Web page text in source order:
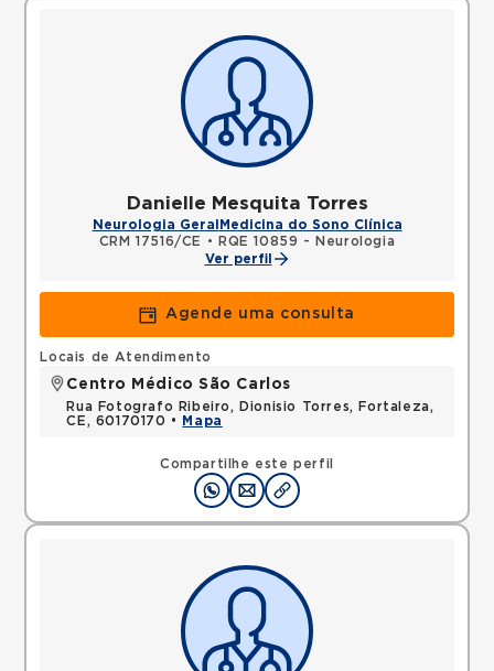
Danielle Mesquita Torres
Neurologia Geral Medicina do Sono Clínica
CRM 17516/CE
•
RQE 10859 - Neurologia
Ver perfil
Agende uma consulta
Compartilhe este perfil
Locais de Atendimento
Centro Médico São Carlos
Rua Fotografo Ribeiro, Dionisio Torres, Fortaleza,
CE, 60170170 •
Mapa